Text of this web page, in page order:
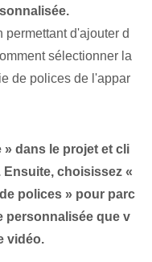
permettant d'ajouter d
sélectionner la
de polices de l'appar
dans le projet et cli
choisissez⁤ «
polices » ‌pour parc
personnalisée que v
vidéo.